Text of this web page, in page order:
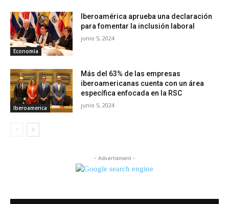
Economía
Iberoamérica aprueba una declaración
para fomentar la inclusión laboral
junio 5, 2024
Iberoamerica
Más del 63% de las empresas
iberoamericanas cuenta con un área
específica enfocada en la RSC
junio 5, 2024
- Advertisment -